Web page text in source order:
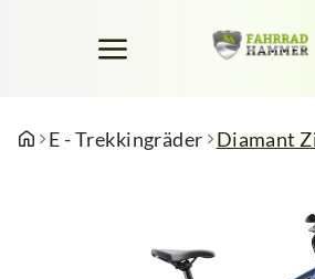
E - Trekkingräder Diamant